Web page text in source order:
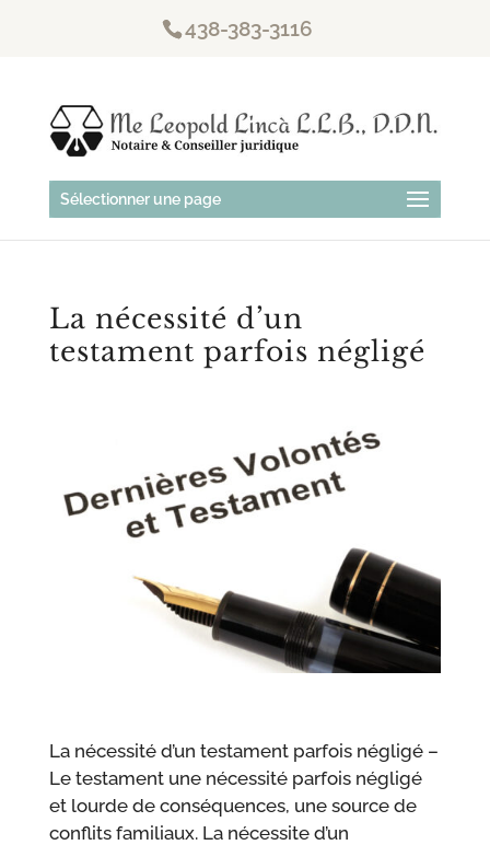
438-383-3116
Sélectionner une page
La nécessité d’un
testament parfois négligé
La nécessité d’un testament parfois négligé –
Le testament une nécessité parfois négligé
et lourde de conséquences, une source de
conflits familiaux. La nécessite d’un